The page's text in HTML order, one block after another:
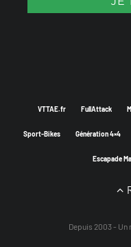
VTTAE.fr FullAttack
Sport-Bikes Génération 4×4
Escapade
Depuis 2003 - Un